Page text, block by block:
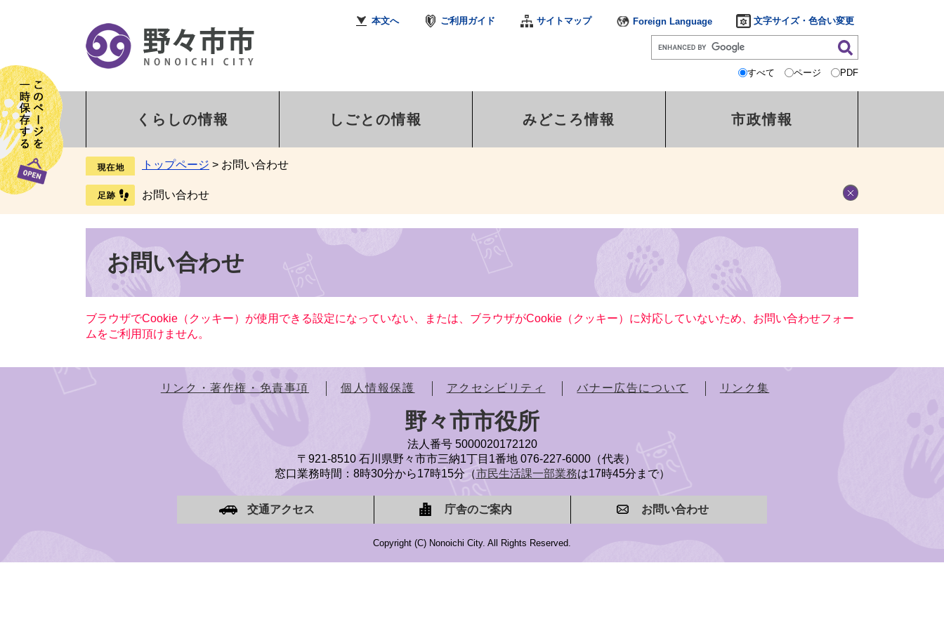
本文へ ご利用ガイド サイトマップ Foreign Language 文字サイズ・色合い変更
すべて ページ PDF
くらしの情報 しごとの情報 みどころ情報 市政情報
トップページ > お問い合わせ
お問い合わせ
お問い合わせ
ブラウザでCookie（クッキー）が使用できる設定になっていない、または、ブラウザがCookie（クッキー）に対応していないため、お問い合わせフォー
ムをご利用頂けません。
リンク・著作権・免責事項 個人情報保護 アクセシビリティ バナー広告について リンク集
野々市市役所
法人番号 5000020172120
〒921-8510 石川県野々市市三納1丁目1番地 076-227-6000（代表）
窓口業務時間：8時30分から17時15分（市民生活課一部業務は17時45分まで）
交通アクセス 庁舎のご案内 お問い合わせ
Copyright (C) Nonoichi City. All Rights Reserved.